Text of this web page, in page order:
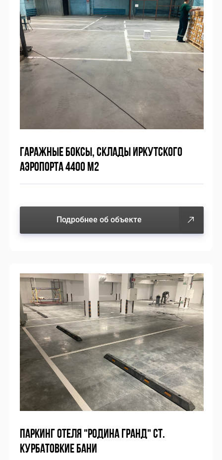
ГАРАЖНЫЕ БОКСЫ, СКЛАДЫ ИРКУТСКОГО
АЭРОПОРТА 4400 М2
Подробнее об объекте
ПАРКИНГ ОТЕЛЯ "РОДИНА ГРАНД" СТ.
КУРБАТОВКИЕ БАНИ